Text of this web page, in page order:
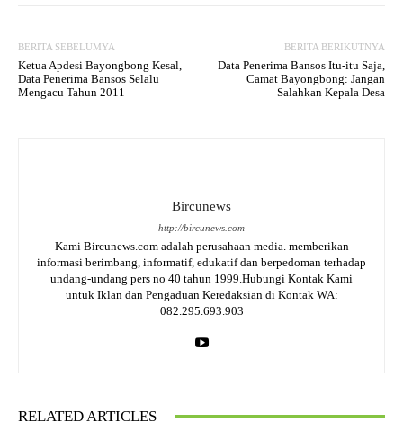
BERITA SEBELUMYA
Ketua Apdesi Bayongbong Kesal,
Data Penerima Bansos Selalu
Mengacu Tahun 2011
BERITA BERIKUTNYA
Data Penerima Bansos Itu-itu Saja,
Camat Bayongbong: Jangan
Salahkan Kepala Desa
Bircunews
http://bircunews.com
Kami Bircunews.com adalah perusahaan media. memberikan
informasi berimbang, informatif, edukatif dan berpedoman terhadap
undang-undang pers no 40 tahun 1999.Hubungi Kontak Kami
untuk Iklan dan Pengaduan Keredaksian di Kontak WA:
082.295.693.903
RELATED ARTICLES